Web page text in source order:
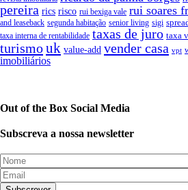
pereira rics risco rui bexiga vale rui soares
and leaseback segunda habitação senior living sigi
taxa interna de rentabilidade taxas de juro taxa
turismouk value-add vender casa vpt
imobiliários
Out of the Box Social Media
Subscreva a nossa newsletter